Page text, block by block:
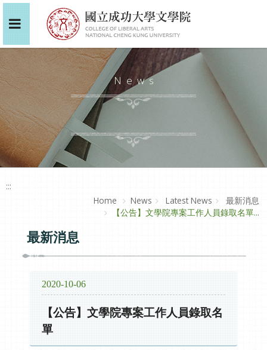
News
:::
Home
News Latest News
最新消息
【公告】文學院專案工作人員錄取名單...
最新消息
2020-10-06
【公告】文學院專案工作人員錄取名
單